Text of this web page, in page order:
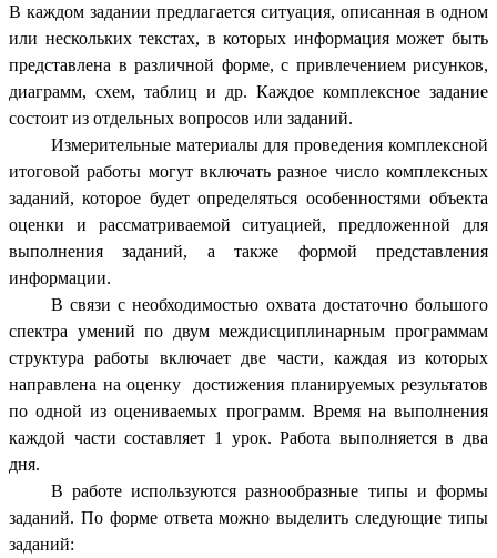
В каждом задании предлагается ситуация, описанная в одном
или нескольких текстах, в которых информация может быть
представлена в различной форме, с привлечением рисунков,
диаграмм, схем, таблиц и др. Каждое комплексное задание
состоит из отдельных вопросов или заданий.
Измерительные материалы для проведения комплексной
итоговой работы могут включать разное число комплексных
заданий, которое будет определяться особенностями объекта
оценки и рассматриваемой ситуацией, предложенной для
выполнения заданий, а также формой представления
информации.
В связи с необходимостью охвата достаточно большого
спектра умений по двум междисциплинарным программам
структура работы включает две части, каждая из которых
направлена на оценку достижения планируемых результатов
по одной из оцениваемых программ. Время на выполнения
каждой части составляет 1 урок. Работа выполняется в два
дня.
В работе используются разнообразные типы и формы
заданий. По форме ответа можно выделить следующие типы
заданий: